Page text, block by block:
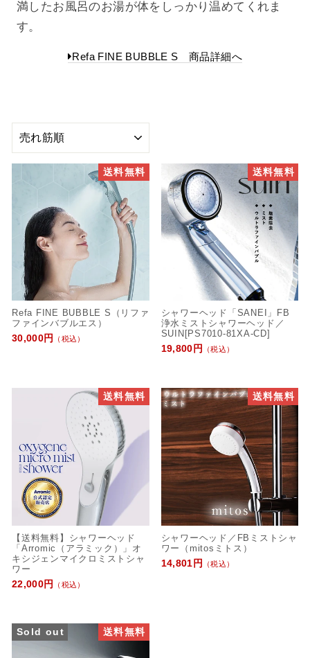
満したお風呂のお湯が体をしっかり温めてくれま
す。
Refa FINE BUBBLE S 商品詳細へ
並
替
送料無料
Refa FINE BUBBLE S（リファ
ファインバブルエス）
30,000円
（税込）
送料無料
シャワーヘッド「SANEI」FB
浄水ミストシャワーヘッド／
SUIN[PS7010-81XA-CD]
19,800円
（税込）
送料無料
【送料無料】シャワーヘッド
「Arromic（アラミック）」オ
キシジェンマイクロミストシャ
ワー
22,000円
（税込）
送料無料
シャワーヘッド／FBミストシャ
ワー（mitosミトス）
14,801円
（税込）
Sold out 送料無料